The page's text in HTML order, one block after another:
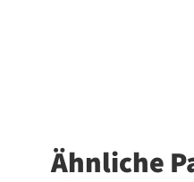
Ähnliche